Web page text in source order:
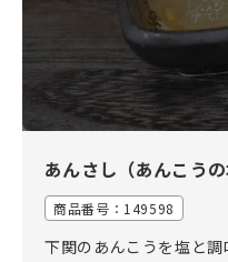
あんさし（あんこう
商品番号： 149598
下関のあんこうを塩と